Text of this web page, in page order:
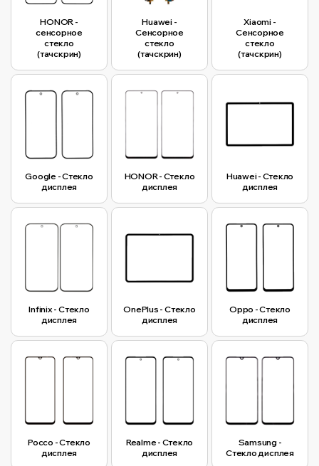
HONOR -
сенсорное
стекло
(тачскрин)
Huawei -
Сенсорное
стекло
(тачскрин)
Xiaomi -
Сенсорное
стекло
(тачскрин)
Google - Стекло
дисплея
HONOR - Стекло
дисплея
Huawei - Стекло
дисплея
Infinix - Стекло
дисплея
OnePlus - Стекло
дисплея
Oppo - Стекло
дисплея
Pocco - Стекло
дисплея
Realme - Стекло
дисплея
Samsung -
Стекло дисплея